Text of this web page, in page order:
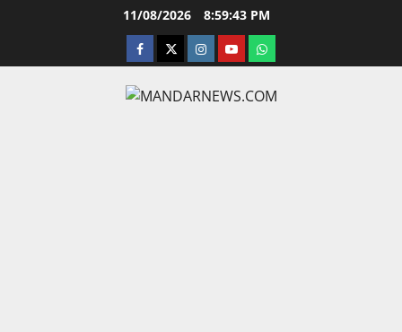
11/08/2026 8:59:44 PM
facebooktwitterinstagram.com
youtubewhatsapp